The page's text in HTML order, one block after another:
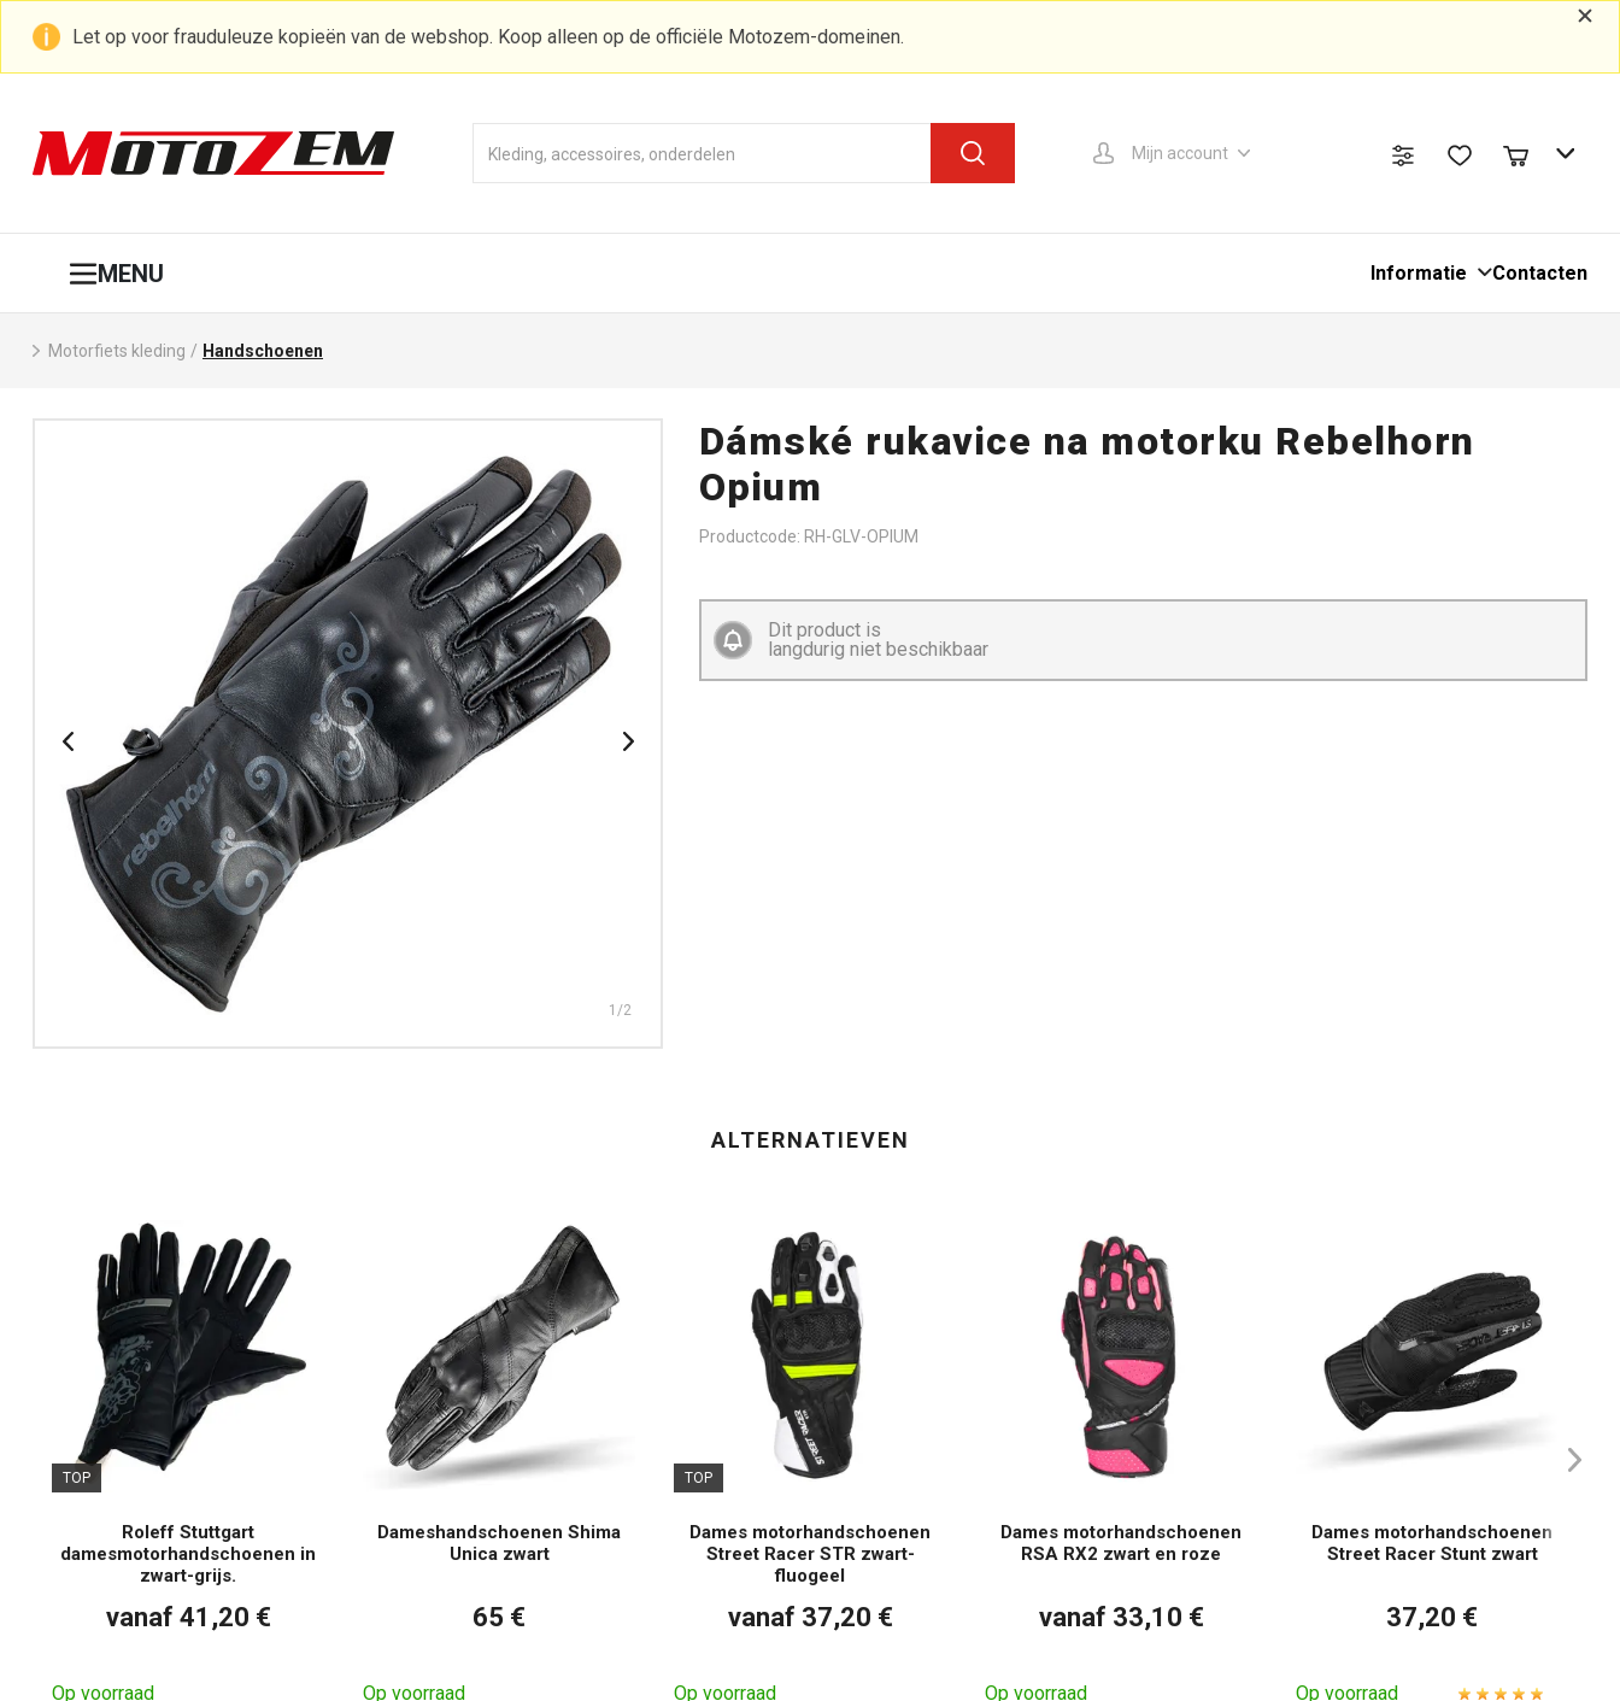
Let op voor frauduleuze kopieën van de webshop. Koop alleen op de officiële Motozem-domeinen.
Mijn account
MENU Informatie Contacten
Motorfiets kleding / Handschoenen
Dámské rukavice na motorku Rebelhorn
Opium
Productcode: RH-GLV-OPIUM
1 /2
Dit product is
langdurig niet beschikbaar
ALTERNATIEVEN
TOP
Roleff Stuttgart
damesmotorhandschoenen in
zwart-grijs.
vanaf 41,20 €
Op voorraad
Dameshandschoenen Shima
Unica zwart
65 €
Op voorraad
TOP
Dames motorhandschoenen
Street Racer STR zwart-
fluogeel
vanaf 37,20 €
Op voorraad
Dames motorhandschoenen
RSA RX2 zwart en roze
vanaf 33,10 €
Op voorraad
Dames motorhandschoenen
Street Racer Stunt zwart
37,20 €
Op voorraad